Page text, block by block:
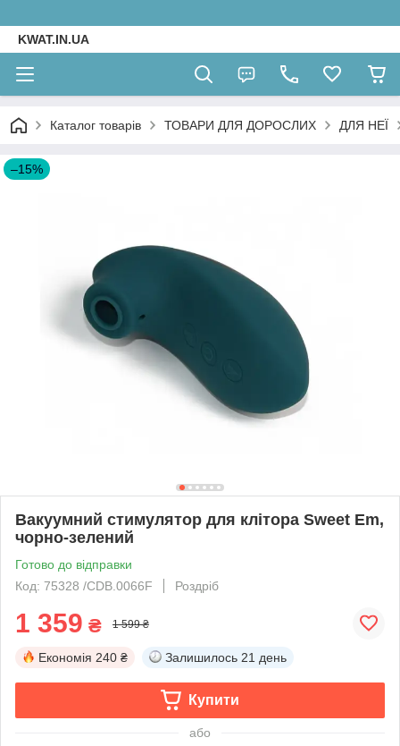
KWAT.IN.UA
Каталог товарів ТОВАРИ ДЛЯ ДОРОСЛИХ ДЛЯ НЕЇ
–15%
Вакуумний стимулятор для клітора Sweet Em,
чорно-зелений
Готово до відправки
Код: 75328 /CDB.0066F
Роздріб
1 359 ₴ 1 599 ₴
Економія 240 ₴ Залишилось 21 день
Купити
або